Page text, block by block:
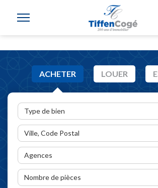
ACHETER LOUER
Type de bien
Ville, Code Postal
Agences
Nombre de pièces